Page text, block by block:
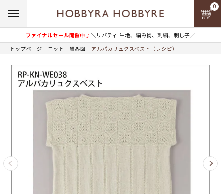
ファイナルセール開催中♪＼リバティ 生地、編み物、刺繍、刺し子／
0
トップページ ニット 編み図 アルパカリュクスベスト（レシピ）